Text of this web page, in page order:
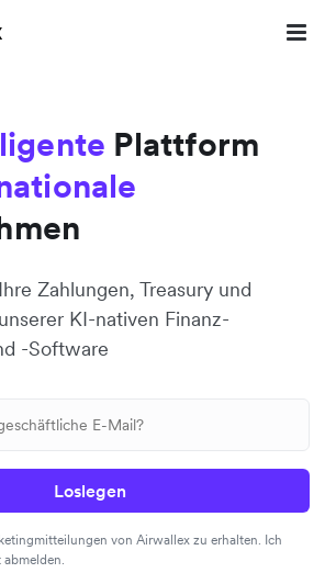
Plattform
Zahlungen, Treasury und
KI-nativen Finanz-
-Software
Loslegen
von Airwallex zu erhalten. Ich